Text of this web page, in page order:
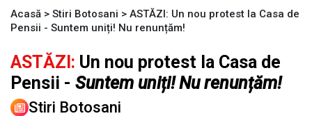
Acasă > Stiri Botosani > ASTĂZI: Un nou protest la Casa de
Pensii - Suntem uniți! Nu renunțăm!
ASTĂZI: Un nou protest la Casa de
Pensii - Suntem uniți! Nu renunțăm!
Stiri Botosani